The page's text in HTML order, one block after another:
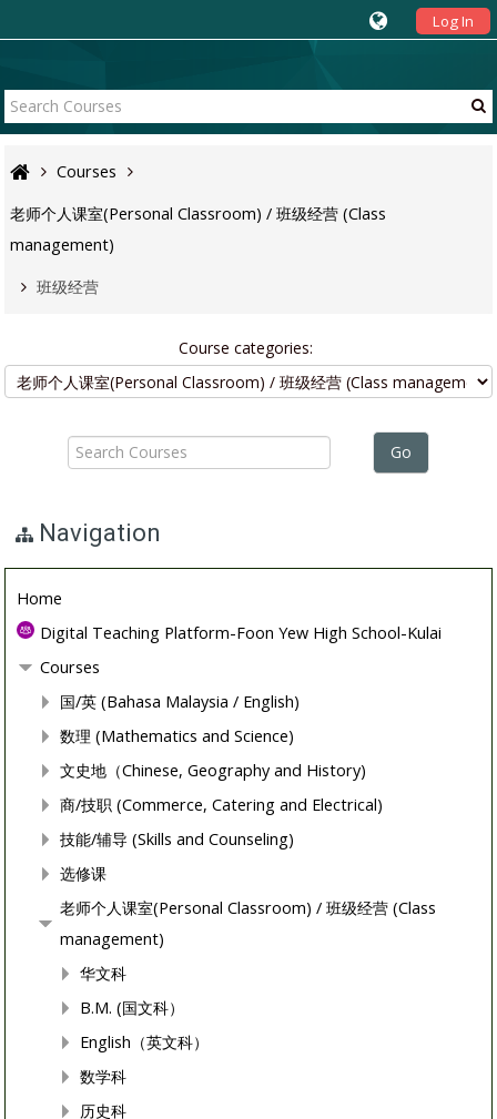
Log In
Courses
老师个人课室(Personal Classroom) / 班级经营 (Class
management)
班级经营
Course categories:
Courses
Go
Navigation
Home
Digital Teaching Platform-Foon Yew High School-Kulai
Courses
国/英 (Bahasa Malaysia / English)
数理 (Mathematics and Science)
文史地（Chinese, Geography and History)
商/技职 (Commerce, Catering and Electrical)
技能/辅导 (Skills and Counseling)
选修课
老师个人课室(Personal Classroom) / 班级经营 (Class
management)
华文科
B.M. (国文科）
English（英文科）
数学科
历史科